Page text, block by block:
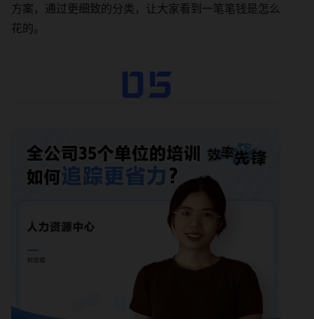
方案，通过更细致的分类，让大家看到一笔笔钱是怎么
花的。